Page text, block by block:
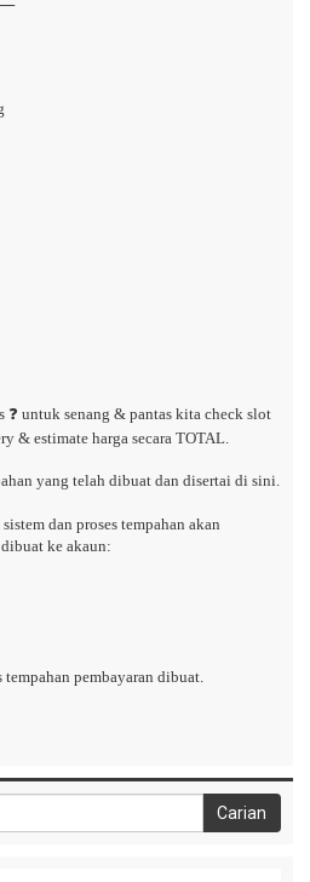
untuk senang & pantas kita check slot
& estimate harga secara TOTAL.
yang telah dibuat dan disertai di sini.
dan proses tempahan akan
ke akaun:
pembayaran dibuat.